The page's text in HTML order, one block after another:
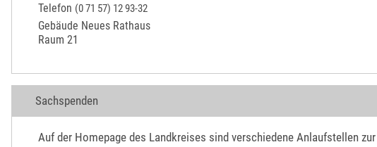
Telefon (071 57) 1293-32
Gebäude Neues Rathaus
Raum 21
Sachspenden
Auf der Homepage des Landkreises sind verschiedene Anlaufstellen